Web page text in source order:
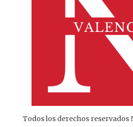
Todos los derechos reservados